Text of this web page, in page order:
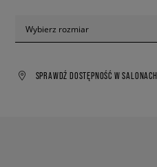
Wybierz rozmiar
SPRAWDŹ DOSTĘPNOŚĆ W SALONACH